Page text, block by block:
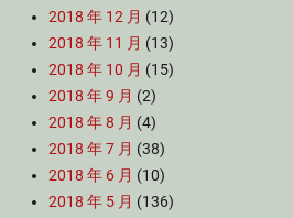
2018 年 12 月 (12)
2018 年 11 月 (13)
2018 年 10 月 (15)
2018 年 9 月 (2)
2018 年 8 月 (4)
2018 年 7 月 (38)
2018 年 6 月 (10)
2018 年 5 月 (136)